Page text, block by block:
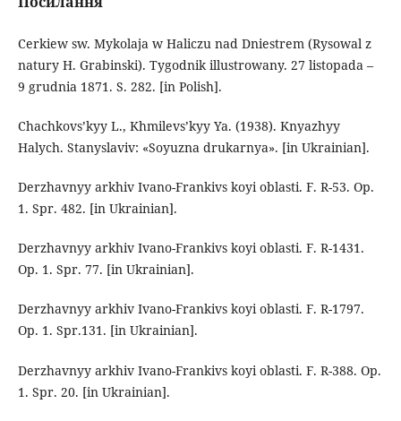
Cerkiew sw. Mykolaja w Haliczu nad Dniestrem (Rysowal z
natury H. Grabinski). Tygodnik illustrowany. 27 listopada –
9 grudnia 1871. S. 282. [in Polish].
Chachkovs’kyy L., Khmilevs’kyy Ya. (1938). Knyazhyy
Halych. Stanyslaviv: «Soyuzna drukarnya». [in Ukrainian].
Derzhavnyy arkhiv Ivano-Frankivs koyi oblasti. F. R-53. Op.
1. Spr. 482. [in Ukrainian].
Derzhavnyy arkhiv Ivano-Frankivs koyi oblasti. F. R-1431.
Op. 1. Spr. 77. [in Ukrainian].
Derzhavnyy arkhiv Ivano-Frankivs koyi oblasti. F. R-1797.
Op. 1. Spr.131. [in Ukrainian].
Derzhavnyy arkhiv Ivano-Frankivs koyi oblasti. F. R-388. Op.
1. Spr. 20. [in Ukrainian].